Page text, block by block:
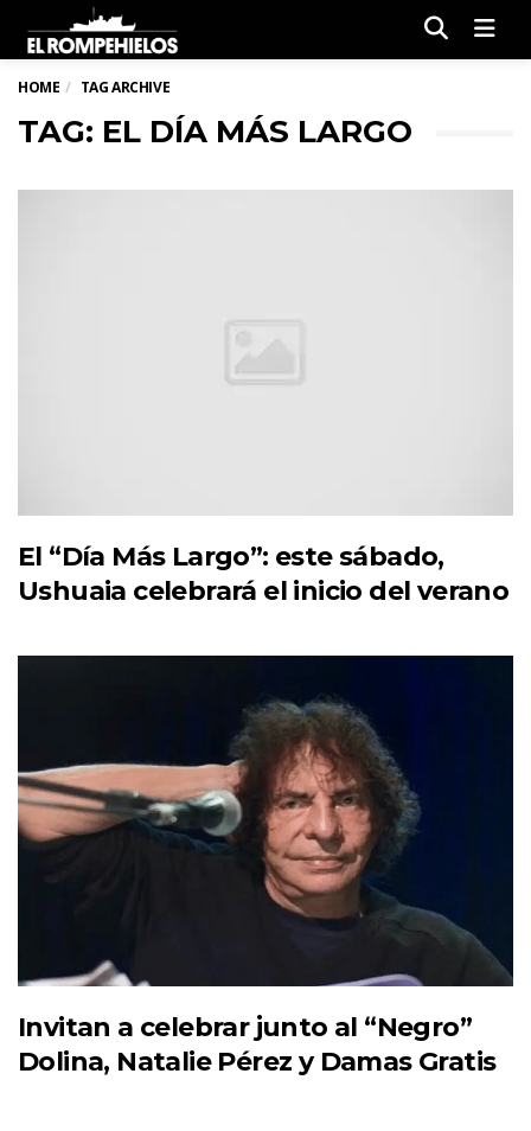
HOME TAG ARCHIVE
TAG: EL DÍA MÁS LARGO
El “Día Más Largo”: este sábado,
Ushuaia celebrará el inicio del verano
Invitan a celebrar junto al “Negro”
Dolina, Natalie Pérez y Damas Gratis